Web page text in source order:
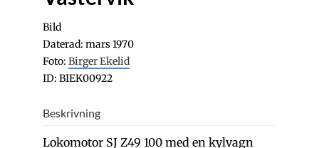
Bild
Daterad: mars 1970
Foto: Birger Ekelid
ID: BIEK00922
Beskrivning
Lokomotor SJ Z49 100 med en kylvagn